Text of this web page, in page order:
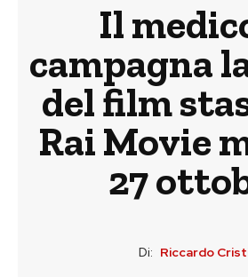
Il
campagna
del film
Rai Movie
27
Di: Riccardo